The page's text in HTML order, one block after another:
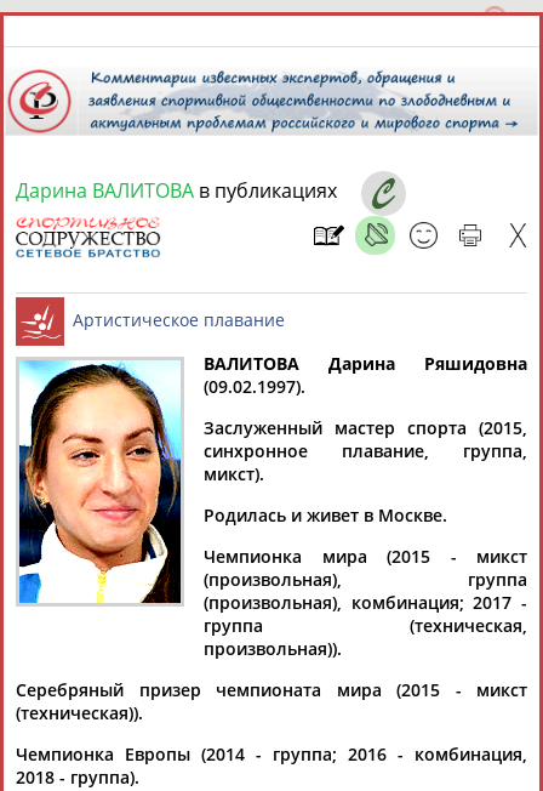
9 августа 2026 года,
СПОРТСМЕНЫ, ТРЕНЕРЫ И СПЕЦИАЛИСТЫ
Найдено: 13181персон Расширенный поиск
Аслаудин
АБАЕВ
Елена
АБАИМОВА
Мария
Юлия
Тамилла
Рамазан
Дарина ВАЛИТОВА в публикациях
Артистическое плавание
ВАЛИТОВА Дарина Ряшидовна
(09.02.1997).
Заслуженный мастер спорта (2015,
синхронное плавание, группа,
микст).
Родилась и живет в Москве.
Чемпионка мира (2015 - микст
(произвольная), группа
(произвольная), комбинация; 2017 -
группа (техническая,
произвольная)).
Серебряный призер чемпионата мира (2015 - микст
(техническая)).
Чемпионка Европы (2014 - группа; 2016 - комбинация,
2018 - группа).